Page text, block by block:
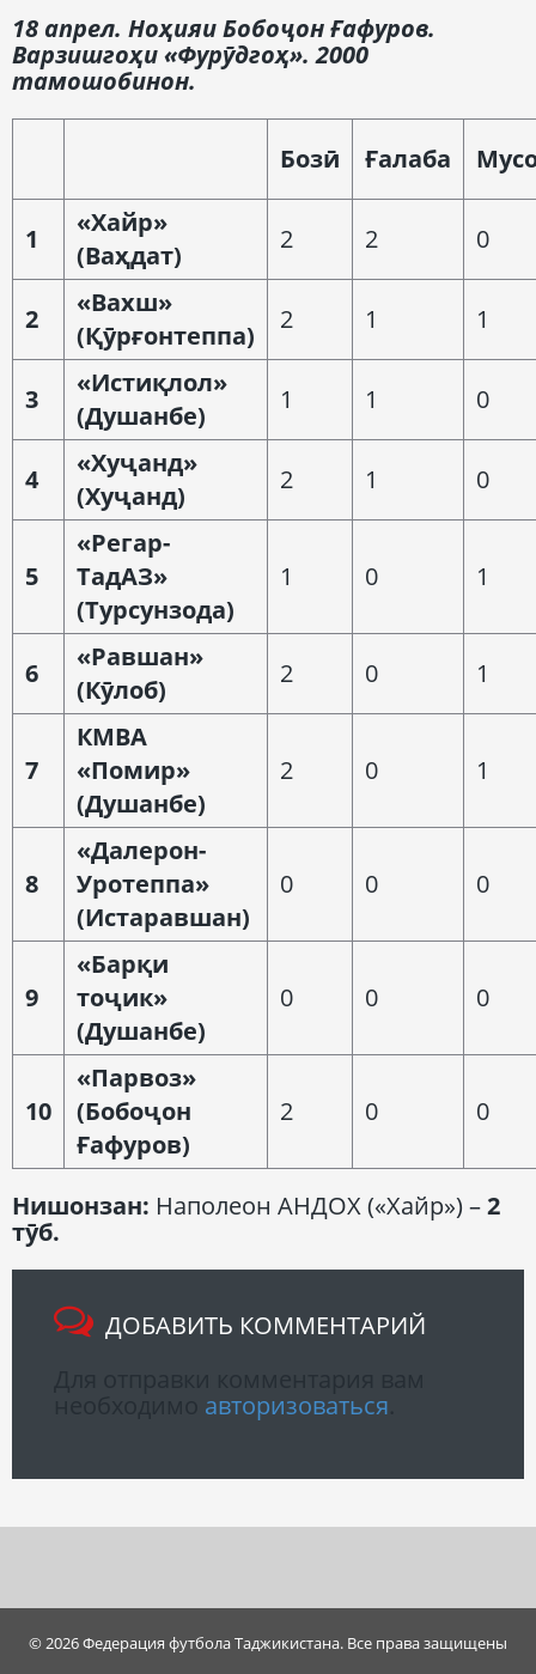
18 апрел. Ноҳияи Бобоҷон Ғафуров.
Варзишгоҳи «Фурӯдгоҳ». 2000
тамошобинон.
Бозӣ Ғалаба М
1
«Хайр»
(Ваҳдат)
2 2 0
2
«Вахш»
(Қӯрғонтеппа)
2 1 1
3
«Истиқлол»
(Душанбе)
1 1 0
4
«Хуҷанд»
(Хуҷанд)
2 1 0
5
«Регар-
ТадАЗ»
(Турсунзода)
1 0 1
6
«Равшан»
(Кӯлоб)
2 0 1
7
КМВА
«Помир»
(Душанбе)
2 0 1
8
«Далерон-
Уротеппа»
(Истаравшан)
0 0 0
9
«Барқи
тоҷик»
(Душанбе)
0 0 0
10
«Парвоз»
(Бобоҷон
Ғафуров)
2 0 0
Нишонзан: Наполеон АНДОХ («Хайр») –2
тӯб.
ДОБАВИТЬ КОММЕНТАРИЙ
авторизоваться
© 2026 Федерация футбола Таджикистана. Все права защищены